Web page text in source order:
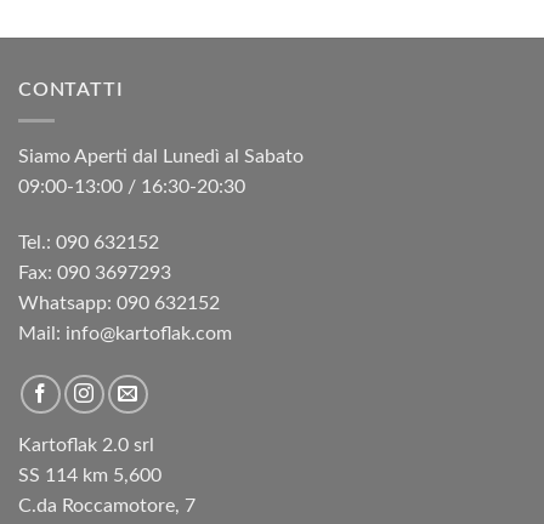
originaleattuale
CONTATTI
Siamo Aperti dal Lunedì al Sabato
09:00-13:00 / 16:30-20:30
Tel.: 090 632152
Fax: 090 3697293‬
Whatsapp: 090 632152
Mail: info@kartoflak.com
Kartoflak 2.0 srl
SS 114 km 5,600
C.da Roccamotore, 7